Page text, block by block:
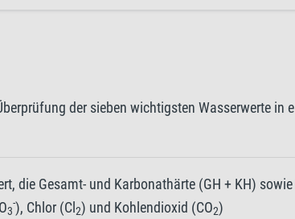
der sieben wichtigsten Wasserwerte in
die Gesamt- und Karbonathärte (GH + KH)
3
-), Chlor (Cl 2) und Kohlendioxid (CO2)